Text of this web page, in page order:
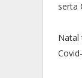
serta
Natal